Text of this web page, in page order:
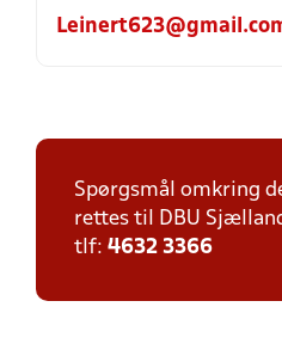
Spørgsmål omkring
rettes til DBU
tlf: 4632 3366